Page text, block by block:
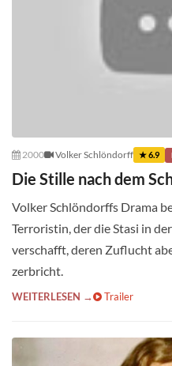
2000 Volker Schlöndorff ★ 6.9
Die Stille nach dem
Volker Schlöndorffs Drama
Terroristin, der die Stasi in
verschafft, deren Zuflucht
zerbricht.
WEITERLESEN → Trailer